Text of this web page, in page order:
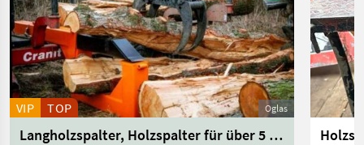
Oglas
VIP TOP
Langholzspalter, Holzspalter für über 5 m Länge